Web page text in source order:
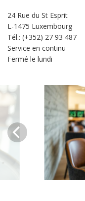
24 Rue du St Esprit
L-1475 Luxembourg
Tél.: (+352) 27 93 487
Service en continu
Fermé le lundi